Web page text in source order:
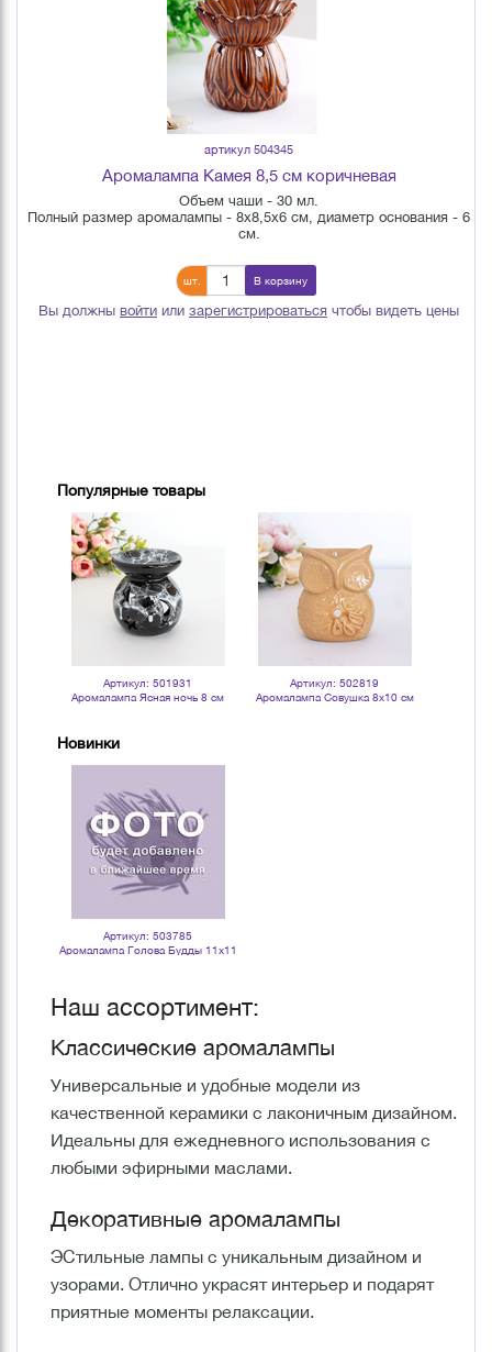
артикул 504345
Аромалампа Камея 8,5 см коричневая
Объем чаши - 30 мл.
Полный размер аромалампы - 8х8,5х6 см, диаметр основания - 6
см.
шт. В корзину
Вы должны войти или зарегистрироваться чтобы видеть цены
Популярные товары
Артикул: 501931
Аромалампа Ясная ночь 8 см
Артикул: 502819
Аромалампа Совушка 8х10 см
Новинки
Артикул: 503785
Аромалампа Голова Будды 11х11
Наш ассортимент:
Классические аромалампы
Универсальные и удобные модели из
качественной керамики с лаконичным дизайном.
Идеальны для ежедневного использования с
любыми эфирными маслами.
Декоративные аромалампы
ЭСтильные лампы с уникальным дизайном и
узорами. Отлично украсят интерьер и подарят
приятные моменты релаксации.